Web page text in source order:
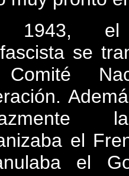
1943, el
se
el
el